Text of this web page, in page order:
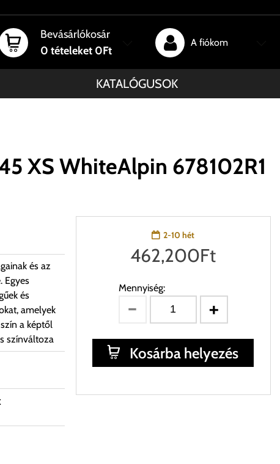
Bevásárlókosár
0 tételeket 0Ft
A fiókom
KATALÓGUSOK
XS WhiteAlpin 678102R1
és az
Egyes
és
amelyek
a képtől
színváltoza
2-10 hét
462,200Ft
Mennyiség:
Kosárba helyezés